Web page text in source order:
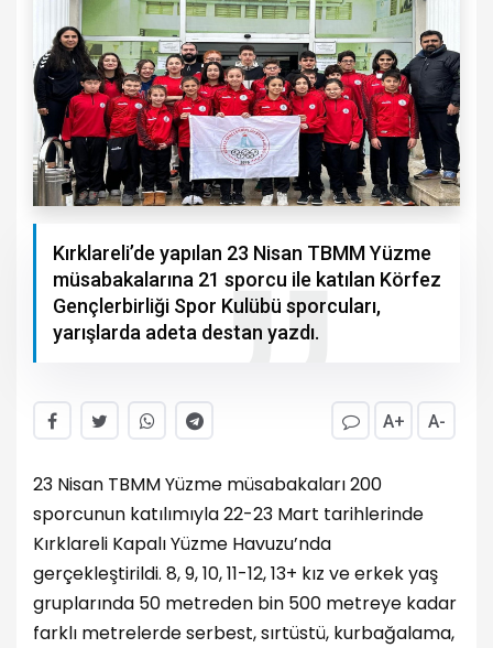
Kırklareli’de yapılan 23 Nisan TBMM Yüzme
müsabakalarına 21 sporcu ile katılan Körfez
Gençlerbirliği Spor Kulübü sporcuları,
yarışlarda adeta destan yazdı.
A+ A-
23 Nisan TBMM Yüzme müsabakaları 200
sporcunun katılımıyla 22-23 Mart tarihlerinde
Kırklareli Kapalı Yüzme Havuzu’nda
gerçekleştirildi. 8, 9, 10, 11-12, 13+ kız ve erkek yaş
gruplarında 50 metreden bin 500 metreye kadar
farklı metrelerde serbest, sırtüstü, kurbağalama,